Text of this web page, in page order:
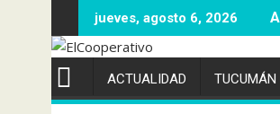
al
contenido
jueves, agosto 6, 2026
ACTUALIDAD TUCUMÁN